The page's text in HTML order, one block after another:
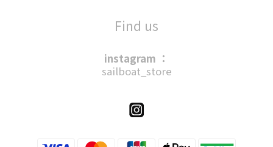
Find us
instagram ：
sailboat_store